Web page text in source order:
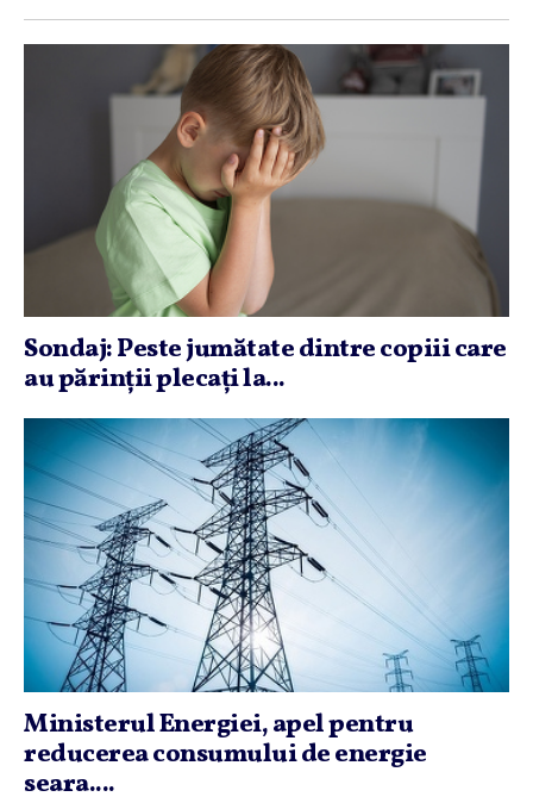
Sondaj: Peste jumătate dintre copiii care
au părinţii plecaţi la...
Ministerul Energiei, apel pentru
reducerea consumului de energie
seara....